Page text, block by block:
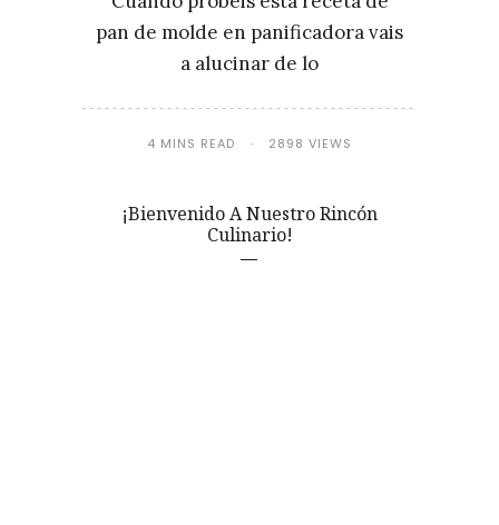
pan de molde en panificadora vais
a alucinar de lo
4 MINS READ 2898 VIEWS
¡Bienvenido A Nuestro Rincón
Culinario!